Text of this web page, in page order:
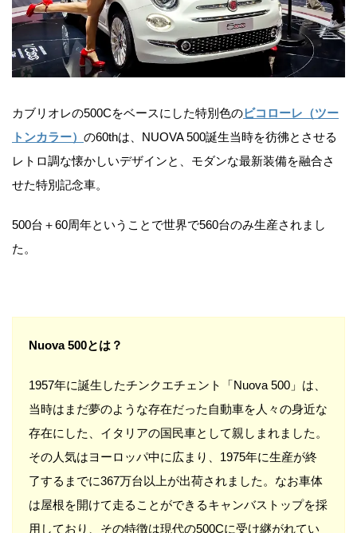
カブリオレの500Cをベースにした特別色のビコローレ（ツー
トンカラー） の60thは、NUOVA 500誕生当時を彷彿とさせる
レトロ調な懐かしいデザインと、モダンな最新装備を融合さ
せた特別記念車。
500台＋60周年ということで世界で560台のみ生産されまし
た。
Nuova 500とは？
1957年に誕生したチンクエチェント「Nuova 500」は、
当時はまだ夢のような存在だった自動車を人々の身近な
存在にした、イタリアの国民車として親しまれました。
その人気はヨーロッパ中に広まり、1975年に生産が終
了するまでに367万台以上が出荷されました。なお車体
は屋根を開けて走ることができるキャンバストップを採
用しており、その特徴は現代の500Cに受け継がれてい